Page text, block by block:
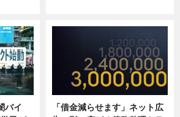
バイ
「借金減らせます」ネット広